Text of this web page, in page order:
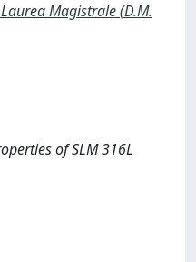
Laurea Magistrale (D.M.
of SLM 316L